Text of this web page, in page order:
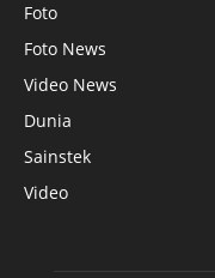
Foto
Foto News
Video News
Dunia
Sainstek
Video